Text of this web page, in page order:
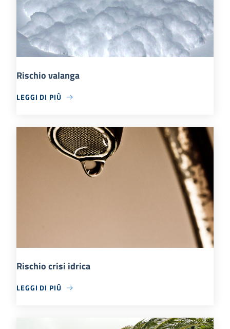
Rischio valanga
LEGGI DI PIÙ
Rischio crisi idrica
LEGGI DI PIÙ